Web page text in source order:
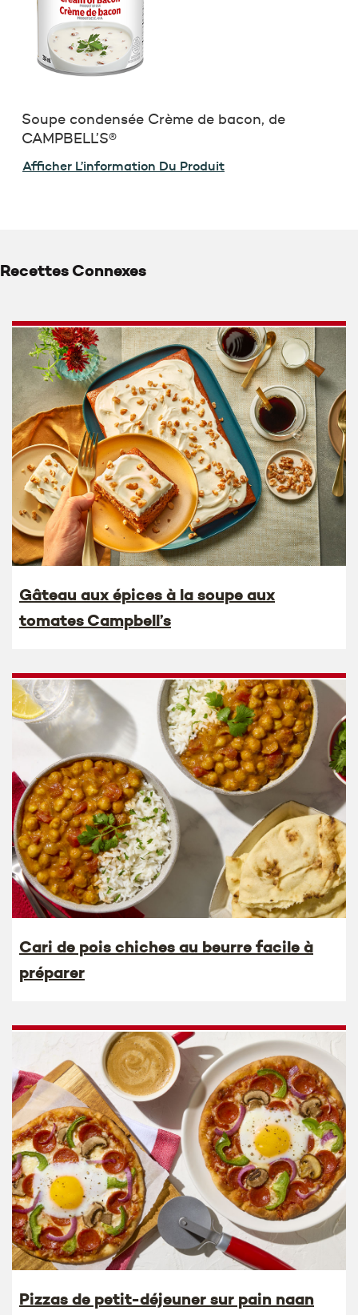
Soupe condensée Crème de bacon, de
CAMPBELL’S®
Afficher L’information Du Produit
Recettes Connexes
Gâteau aux épices à la soupe aux
tomates Campbell’s
Cari de pois chiches au beurre facile à
préparer
Pizzas de petit-déjeuner sur pain naan